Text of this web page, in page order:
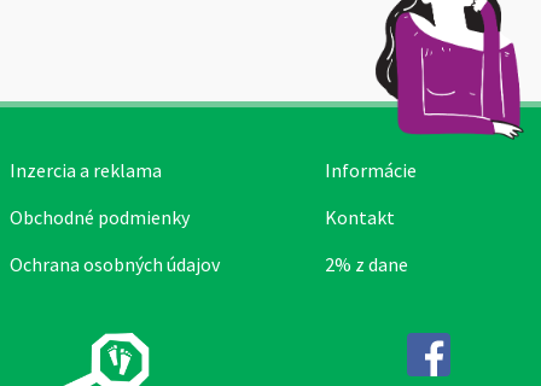
Inzercia a reklama
Obchodné podmienky
Ochrana osobných údajov
Informácie
Kontakt
2% z dane